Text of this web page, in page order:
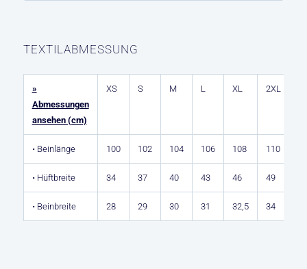
TEXTILABMESSUNG
»
Abmessungen
ansehen (cm)
XS S M L XL 2XL
• Beinlänge 100 102 104 106 108 110
• Hüftbreite 34 37 40 43 46 49
• Beinbreite 28 29 30 31 32,5 34